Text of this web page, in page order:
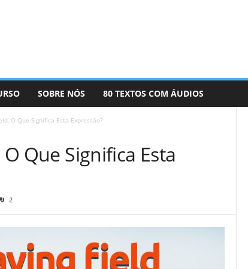
SOBRE NÓS 80 TEXTOS COM ÁUDIOS
O Que Significa Esta Expressão?
Que Significa Esta
2